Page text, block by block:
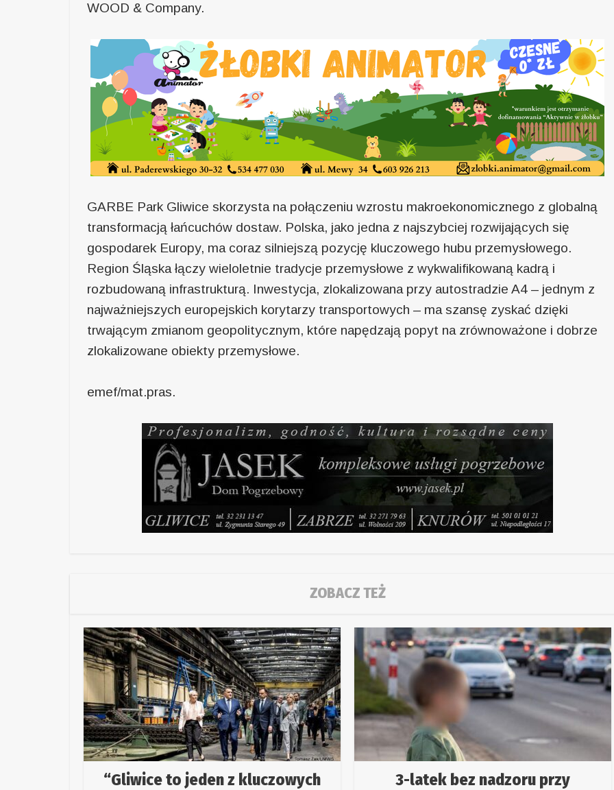
WOOD & Company.
GARBE Park Gliwice skorzysta na połączeniu wzrostu makroekonomicznego z globalną
transformacją łańcuchów dostaw. Polska, jako jedna z najszybciej rozwijających się
gospodarek Europy, ma coraz silniejszą pozycję kluczowego hubu przemysłowego.
Region Śląska łączy wieloletnie tradycje przemysłowe z wykwalifikowaną kadrą i
rozbudowaną infrastrukturą. Inwestycja, zlokalizowana przy autostradzie A4 – jednym z
najważniejszych europejskich korytarzy transportowych – ma szansę zyskać dzięki
trwającym zmianom geopolitycznym, które napędzają popyt na zrównoważone i dobrze
zlokalizowane obiekty przemysłowe.
emef/mat.pras.
ZOBACZ TEŻ
“Gliwice to jeden z kluczowych
3-latek bez nadzoru przy